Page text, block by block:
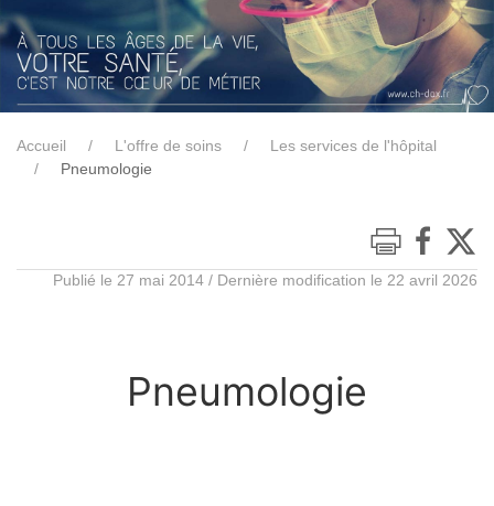
Accueil L'offre de soins
Les services de l'hôpital
Pneumologie
Publié le 27 mai 2014 / Dernière modification le 22 avril 2026
Pneumologie